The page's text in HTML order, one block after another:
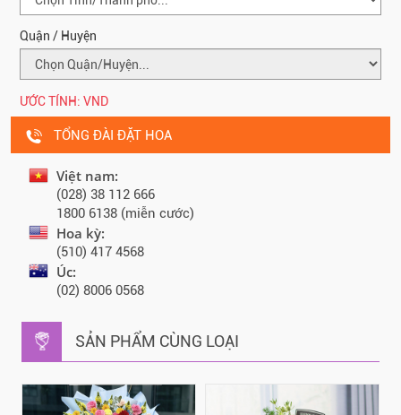
Quận / Huyện
ƯỚC TÍNH: VND
TỔNG ĐÀI ĐẶT HOA
Việt nam:
(028) 38 112 666
1800 6138 (miễn cước)
Hoa kỳ:
(510) 417 4568
Úc:
(02) 8006 0568
SẢN PHẨM CÙNG LOẠI